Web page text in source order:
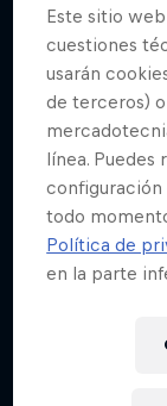
23
Este sitio
cuestiones
usarán
de terceros)
línea.
configuración
todo
Política de
en la parte